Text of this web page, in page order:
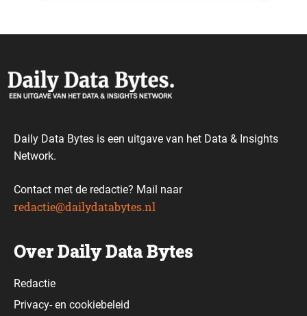
Daily Data Bytes is een uitgave van het Data & Insights
Network.
Contact met de redactie? Mail naar
redactie@dailydatabytes.nl
Over Daily Data Bytes
Redactie
Privacy-en cookiebeleid